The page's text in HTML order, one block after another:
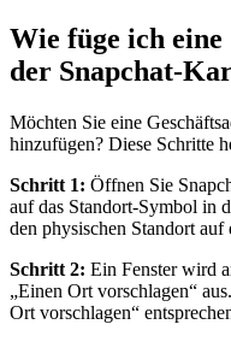
Wie füge ich eine
der Snapchat-
Möchten Sie eine
hinzufügen? Diese Schritte
Schritt 1: Öffnen Sie
auf das Standort-Symbol in
den physischen Standort
Schritt 2: Ein Fenster wird
„Einen Ort vorschlagen“
Ort vorschlagen“